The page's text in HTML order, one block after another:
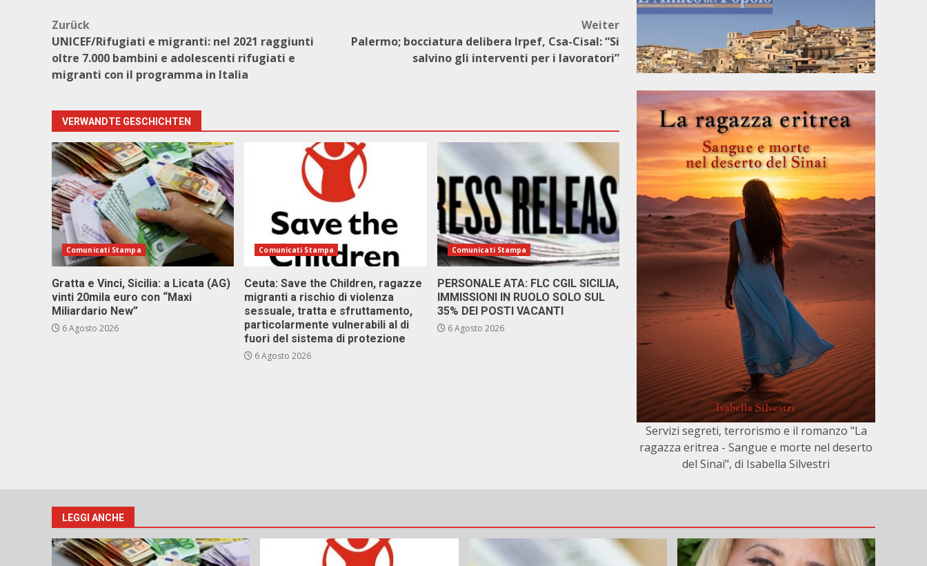
Beitragsnavigation
Zurück
UNICEF/Rifugiati e migranti: nel 2021 raggiunti
oltre 7.000 bambini e adolescenti rifugiati e
migranti con il programma in Italia
Weiter
Palermo; bocciatura delibera Irpef, Csa-Cisal: “Si
salvino gli interventi per i lavoratori”
VERWANDTE GESCHICHTEN
Comunicati Stampa
Gratta e Vinci, Sicilia: a Licata (AG)
vinti 20mila euro con “Maxi
Miliardario New”
6 Agosto 2026
Comunicati Stampa
Ceuta: Save the Children, ragazze
migranti a rischio di violenza
sessuale, tratta e sfruttamento,
particolarmente vulnerabili al di
fuori del sistema di protezione
6 Agosto 2026
Comunicati Stampa
PERSONALE ATA: FLC CGIL SICILIA,
IMMISSIONI IN RUOLO SOLO SUL
35% DEI POSTI VACANTI
6 Agosto 2026
Servizi segreti, terrorismo e il romanzo "La
ragazza eritrea - Sangue e morte nel deserto
del Sinai", di Isabella Silvestri
LEGGI ANCHE